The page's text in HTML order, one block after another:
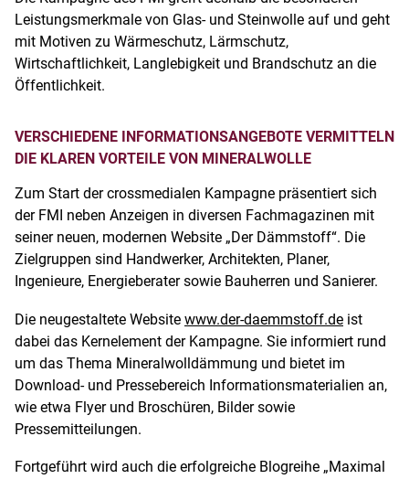
Leistungsmerkmale von Glas- und Steinwolle auf und geht
mit Motiven zu Wärmeschutz, Lärmschutz,
Wirtschaftlichkeit, Langlebigkeit und Brandschutz an die
Öffentlichkeit.
VERSCHIEDENE INFORMATIONSANGEBOTE VERMITTELN
DIE KLAREN VORTEILE VON MINERALWOLLE
Zum Start der crossmedialen Kampagne präsentiert sich
der FMI neben Anzeigen in diversen Fachmagazinen mit
seiner neuen, modernen Website „Der Dämmstoff“. Die
Zielgruppen sind Handwerker, Architekten, Planer,
Ingenieure, Energieberater sowie Bauherren und Sanierer.
Die neugestaltete Website www.der-daemmstoff.de ist
dabei das Kernelement der Kampagne. Sie informiert rund
um das Thema Mineralwolldämmung und bietet im
Download- und Pressebereich Informationsmaterialien an,
wie etwa Flyer und Broschüren, Bilder sowie
Pressemitteilungen.
Fortgeführt wird auch die erfolgreiche Blogreihe „Maximal